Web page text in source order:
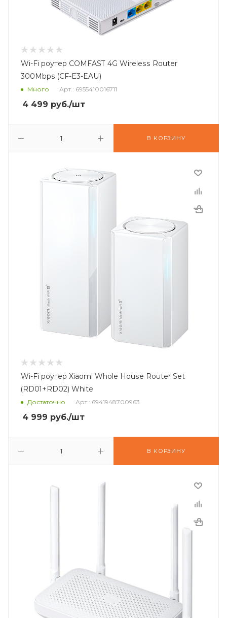
Wi-Fi роутер COMFAST 4G Wireless Router
300Mbps (CF-E3-EAU)
Много Арт.: 6955410016711
4 499 руб./шт
В КОРЗИНУ
Wi-Fi роутер Xiaomi Whole House Router Set
(RD01+RD02) White
Достаточно Арт.: 6941948700963
4 999 руб./шт
В КОРЗИНУ